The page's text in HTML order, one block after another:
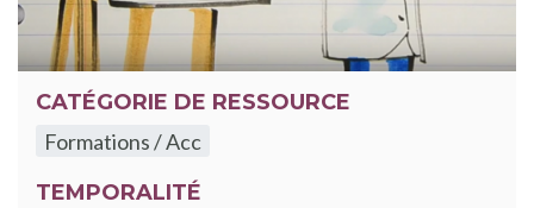
CATÉGORIE DE RESSOURCE
Formations / Acc
TEMPORALITÉ